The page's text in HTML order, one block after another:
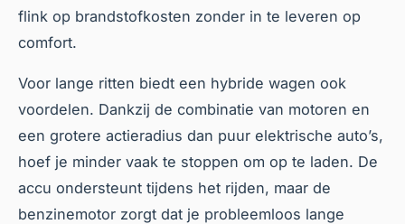
flink op brandstofkosten zonder in te leveren op
comfort.
Voor lange ritten biedt een hybride wagen ook
voordelen. Dankzij de combinatie van motoren en
een grotere actieradius dan puur elektrische auto’s,
hoef je minder vaak te stoppen om op te laden. De
accu ondersteunt tijdens het rijden, maar de
benzinemotor zorgt dat je probleemloos lange